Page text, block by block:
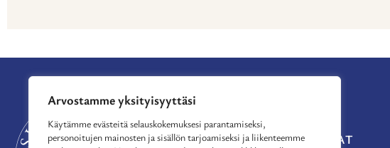
Arvostamme yksityisyyttäsi
Käytämme evästeitä selauskokemuksesi parantamiseksi,
personoitujen mainosten ja sisällön tarjoamiseksi ja liikenteemme
TUE TOIMINTAA
MYÖNNETYT APURAHAT